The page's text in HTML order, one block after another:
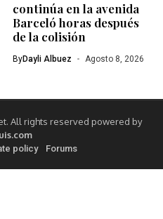
continúa en la avenida
Barceló horas después
de la colisión
ByDayli Albuez Agosto 8, 2026
All rights reserved powered by
policy Forums